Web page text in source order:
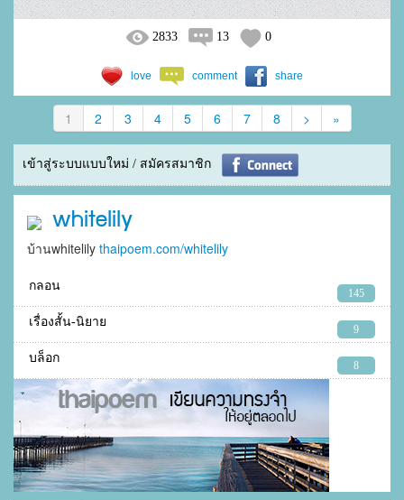
2833 13 0
love comment share
1 2 3 4 5 6 7 8 > »
เข้าสู่ระบบแบบใหม่ / สมัครสมาชิก
whitelily
บ้านwhitelily thaipoem.com/whitelily
กลอน
145
เรื่องสั้น-นิยาย
9
บล็อก
8